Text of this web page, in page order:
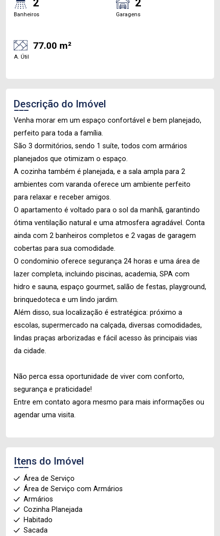
2
Banheiros
2
Garagens
77.00 m²
A. Útil
Descrição do Imóvel
Venha morar em um espaço confortável e bem planejado,
perfeito para toda a família.
São 3 dormitórios, sendo 1 suíte, todos com armários
planejados que otimizam o espaço.
A cozinha também é planejada, e a sala ampla para 2
ambientes com varanda oferece um ambiente perfeito
para relaxar e receber amigos.
O apartamento é voltado para o sol da manhã, garantindo
ótima ventilação natural e uma atmosfera agradável. Conta
ainda com 2 banheiros completos e 2 vagas de garagem
cobertas para sua comodidade.
O condomínio oferece segurança 24 horas e uma área de
lazer completa, incluindo piscinas, academia, SPA com
hidro e sauna, espaço gourmet, salão de festas, playground,
brinquedoteca e um lindo jardim.
Além disso, sua localização é estratégica: próximo a
escolas, supermercado na calçada, diversas comodidades,
lindas praças arborizadas e fácil acesso às principais vias
da cidade.
Não perca essa oportunidade de viver com conforto,
segurança e praticidade!
Entre em contato agora mesmo para mais informações ou
agendar uma visita.
Itens do Imóvel
Área de Serviço
Área de Serviço com Armários
Armários
Cozinha Planejada
Habitado
Sacada